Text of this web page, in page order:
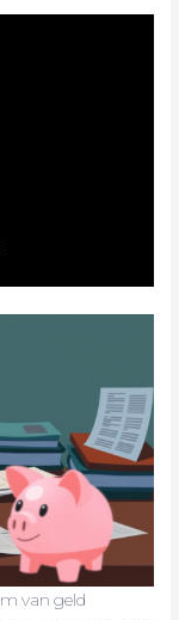
van geld